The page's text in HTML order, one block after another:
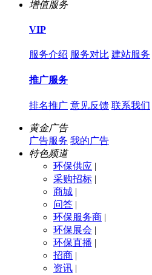
增值服务
VIP
服务介绍 服务对比 建站服务
推广服务
排名推广 意见反馈 联系我们
黄金广告
广告服务 我的广告
特色频道
环保供应 |
采购招标 |
商城 |
问答 |
环保服务商 |
环保展会 |
环保直播 |
招商 |
资讯 |